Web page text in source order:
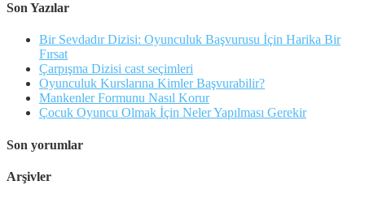
Son Yazılar
Bir Sevdadır Dizisi: Oyunculuk Başvurusu İçin Harika Bir
Fırsat
Çarpışma Dizisi cast seçimleri
Oyunculuk Kurslarına Kimler Başvurabilir?
Mankenler Formunu Nasıl Korur
Çocuk Oyuncu Olmak İçin Neler Yapılması Gerekir
Son yorumlar
Arşivler